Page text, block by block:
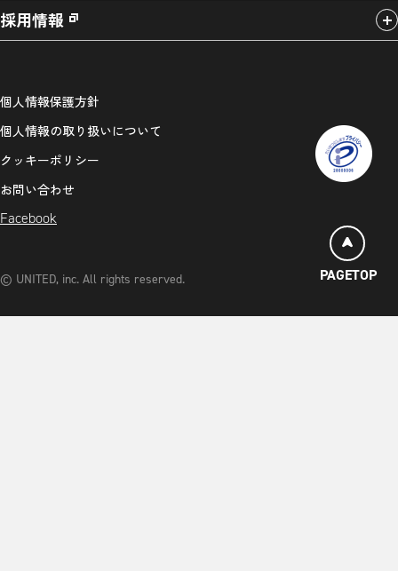
PAGETOP
採用情報
個人情報保護方針
個人情報の取り扱いについて
クッキーポリシー
お問い合わせ
Facebook
© UNITED, inc. All rights reserved.